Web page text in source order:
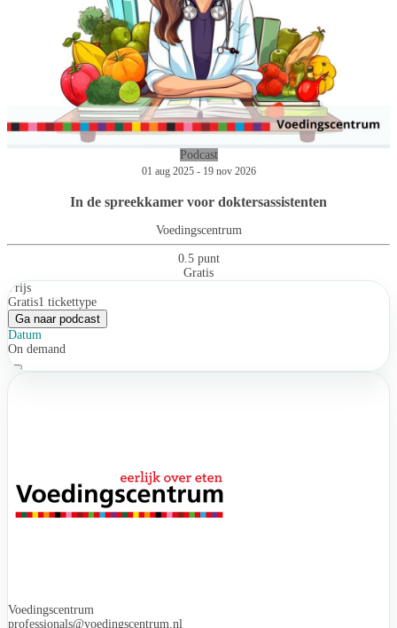
Podcast
01 aug 2025 - 19 nov 2026
In de spreekkamer voor doktersassistenten
Voedingscentrum
0.5 punt
Gratis
Prijs
Gratis1 tickettype
Ga naar podcast
Datum
On demand
Voedingscentrum
professionals@voedingscentrum.nl